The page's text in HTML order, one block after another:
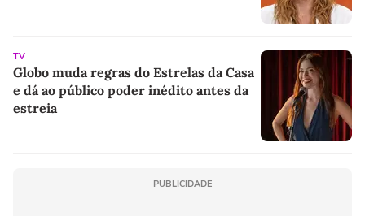
TV
Globo muda regras do Estrelas da Casa
e dá ao público poder inédito antes da
estreia
PUBLICIDADE